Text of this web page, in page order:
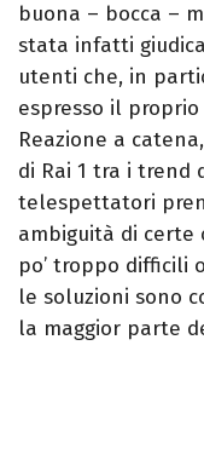
buona – bocca –
stata infatti
utenti che, in
espresso il
Reazione a
di Rai 1 tra i trend
telespettatori
ambiguità di certe
po’ troppo difficili
le soluzioni sono
la maggior parte